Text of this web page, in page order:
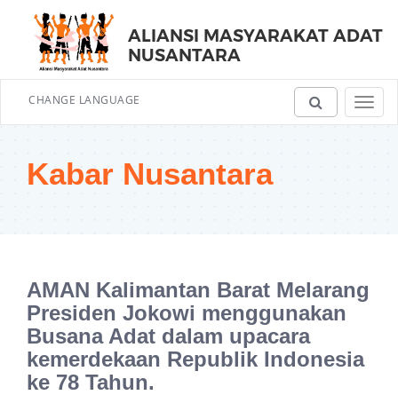
ALIANSI MASYARAKAT ADAT
NUSANTARA
CHANGE LANGUAGE
Kabar Nusantara
AMAN Kalimantan Barat Melarang
Presiden Jokowi menggunakan
Busana Adat dalam upacara
kemerdekaan Republik Indonesia
ke 78 Tahun.